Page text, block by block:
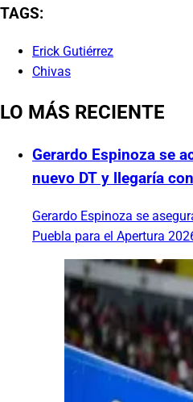
TAGS:
Erick Gutiérrez
Chivas
LO MÁS RECIENTE
Gerardo Espinoza se
nuevo DT y llegaría
Gerardo Espinoza se
Puebla para el Apertura